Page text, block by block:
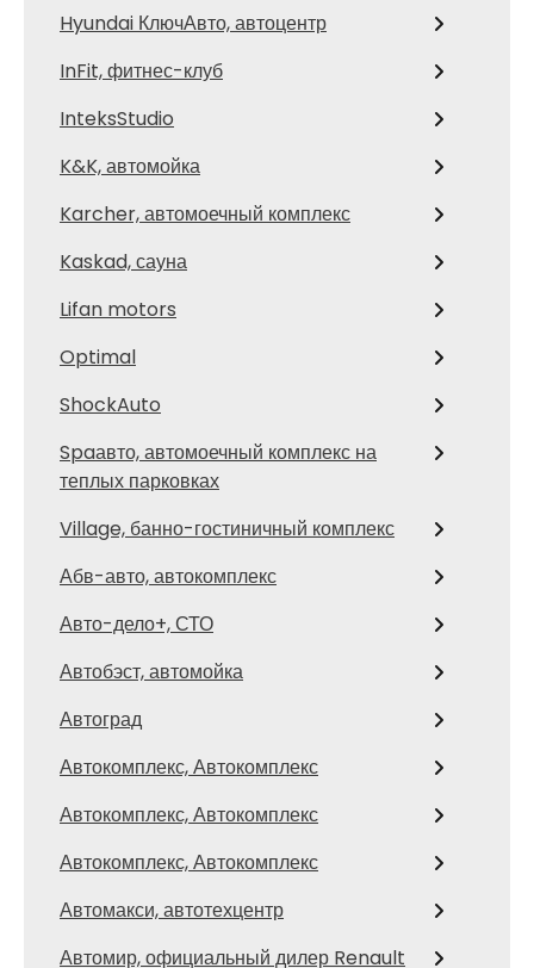
Hyundai КлючАвто, автоцентр
InFit, фитнес-клуб
InteksStudio
K&K, автомойка
Karcher, автомоечный комплекс
Kaskad, сауна
Lifan motors
Optimal
ShockAuto
Spaавто, автомоечный комплекс на
теплых парковках
Village, банно-гостиничный комплекс
Абв-авто, автокомплекс
Авто-дело+, СТО
Автобэст, автомойка
Автоград
Автокомплекс, Автокомплекс
Автокомплекс, Автокомплекс
Автокомплекс, Автокомплекс
Автомакси, автотехцентр
Автомир, официальный дилер Renault